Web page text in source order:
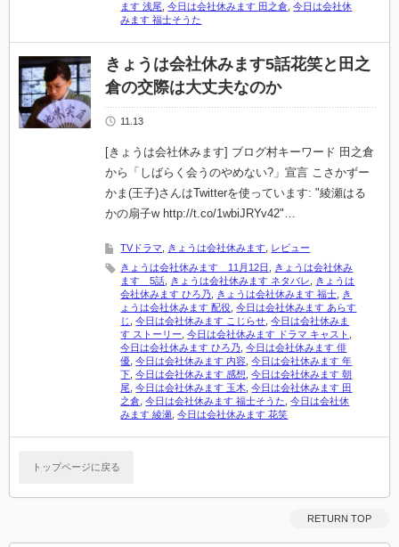
ます 浅尾 ,今日は会社休みます 田之倉 ,今日は会社休
みます 福士そうた
きょうは会社休みます5話花笑と田之
倉の交際は大丈夫なのか
11.13
[きょうは会社休みます] ブログ村キーワード 田之倉
から「しばらく会うのやめない?」宣言 こさかずー
かま(王子)さんはTwitterを使っています: "綾瀬はる
かの扇子w http://t.co/1wbiJRYv42"…
TVドラマ きょうは会社休みます レビュー
きょうは会社休みます 11月12日
きょうは会社休み
ます 5話
きょうは会社休みます ネタバレ
きょうは
会社休みます ひろ乃
きょうは会社休みます 福士
き
ょうは会社休みます 配役 ,今日は会社休みます あらす
じ
,今日は会社休みます こじらせ ,今日は会社休みま
す ストーリー ,今日は会社休みます ドラマ キャスト
今日は会社休みます ひろ乃 ,今日は会社休みます 俳
優 ,今日は会社休みます 内容 ,今日は会社休みます 年
下 ,今日は会社休みます 感想 ,今日は会社休みます 朝
尾 ,今日は会社休みます 玉木 ,今日は会社休みます 田
之倉 ,今日は会社休みます 福士そうた ,今日は会社休
みます 綾瀬 ,今日は会社休みます 花笑
トップページに戻る
RETURN TOP